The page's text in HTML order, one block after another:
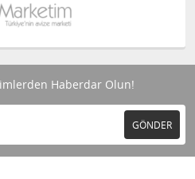
Haberdar Olun!
GÖNDER